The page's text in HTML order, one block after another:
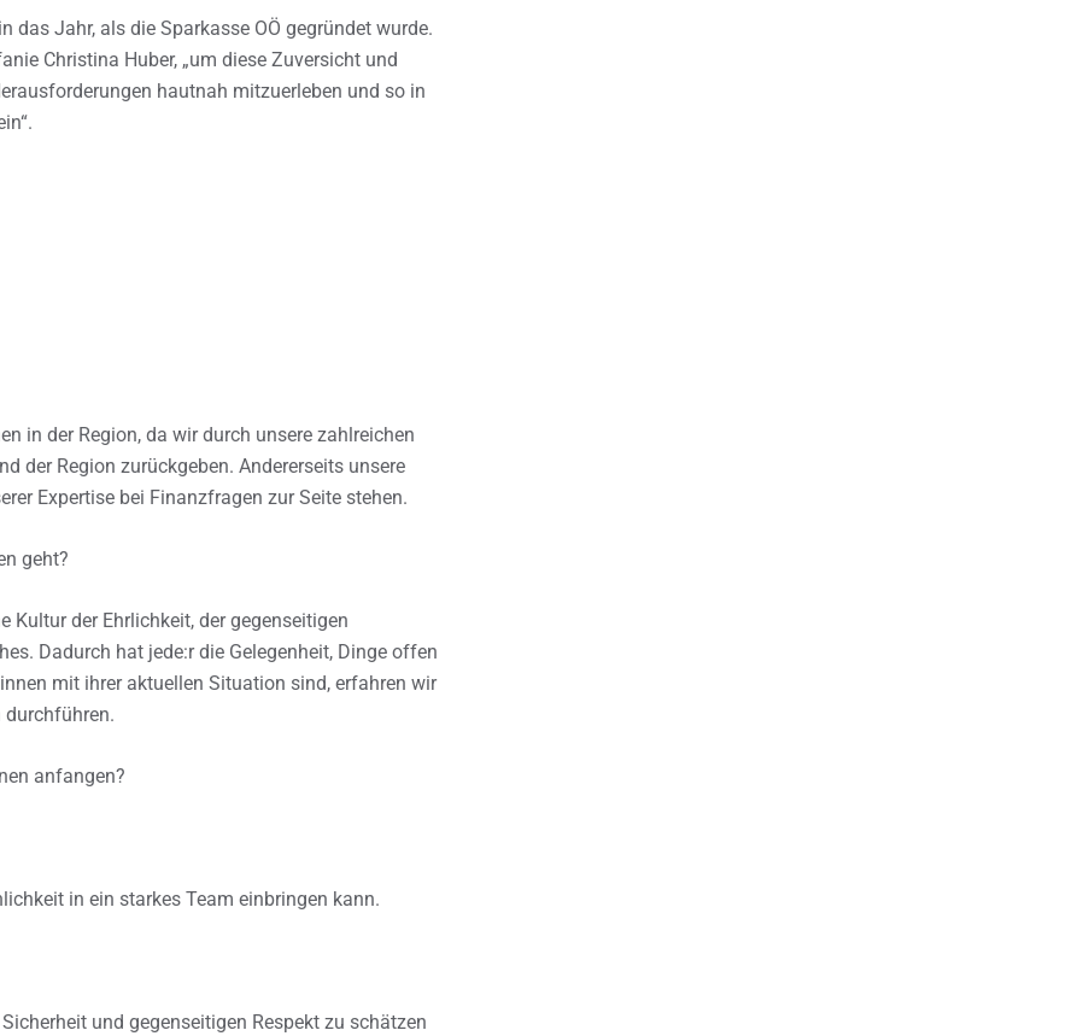
das Jahr, als die Sparkasse OÖ gegründet wurde.
Christina Huber, „um diese Zuversicht und
hautnah mitzuerleben und so in
in der Region, da wir durch unsere zahlreichen
der Region zurückgeben. Andererseits unsere
Expertise bei Finanzfragen zur Seite stehen.
geht?
Kultur der Ehrlichkeit, der gegenseitigen
Dadurch hat jede:r die Gelegenheit, Dinge offen
mit ihrer aktuellen Situation sind, erfahren wir
anfangen?
in ein starkes Team einbringen kann.
und gegenseitigen Respekt zu schätzen